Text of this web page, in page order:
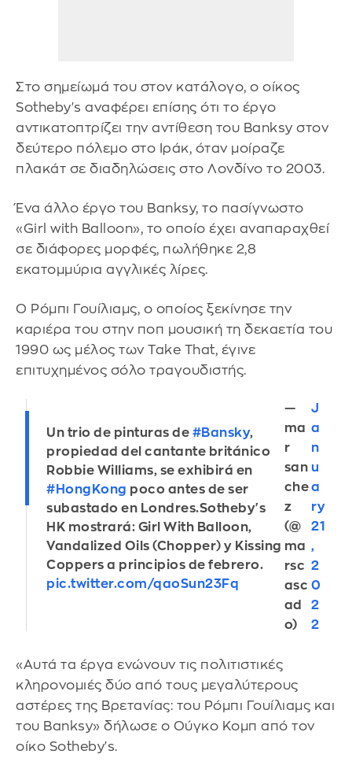
Στο σημείωμά του στον κατάλογο, ο οίκος
Sotheby's αναφέρει επίσης ότι το έργο
αντικατοπτρίζει την αντίθεση του Banksy στον
δεύτερο πόλεμο στο Ιράκ, όταν μοίραζε
πλακάτ σε διαδηλώσεις στο Λονδίνο το 2003.
Ένα άλλο έργο του Banksy, το πασίγνωστο
«Girl with Balloon», το οποίο έχει αναπαραχθεί
σε διάφορες μορφές, πωλήθηκε 2,8
εκατομμύρια αγγλικές λίρες.
Ο Ρόμπι Γουίλιαμς, ο οποίος ξεκίνησε την
καριέρα του στην ποπ μουσική τη δεκαετία του
1990 ως μέλος των Take That, έγινε
επιτυχημένος σόλο τραγουδιστής.
Un trio de pinturas de #Bansky,
propiedad del cantante británico
Robbie Williams, se exhibirá en
#HongKong poco antes de ser
subastado en Londres.Sotheby's
HK mostrará: Girl With Balloon,
Vandalized Oils (Chopper) y Kissing
Coppers a principios de febrero.
pic.twitter.com/qaoSun23Fq
—
ma
r
san
che
z
(@
ma
rsc
asc
ad
o)
J
a
n
u
a
ry
21
,
2
0
2
2
«Αυτά τα έργα ενώνουν τις πολιτιστικές
κληρονομιές δύο από τους μεγαλύτερους
αστέρες της Βρετανίας: του Ρόμπι Γουίλιαμς και
του Banksy» δήλωσε ο Ούγκο Κομπ από τον
οίκο Sotheby's.